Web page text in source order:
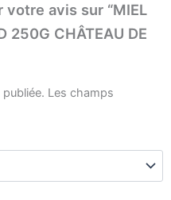
avis sur “MIEL
250G CHÂTEAU DE
Les champs